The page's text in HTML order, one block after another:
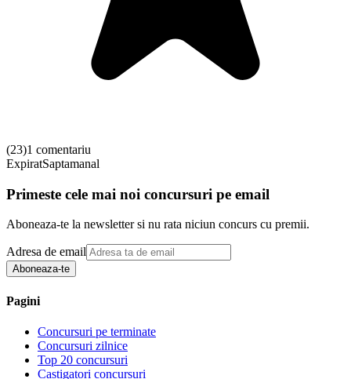
(23)1 comentariu
ExpiratSaptamanal
Primeste cele mai noi concursuri pe email
Aboneaza-te la newsletter si nu rata niciun concurs cu premii.
Adresa de email
Aboneaza-te
Pagini
Concursuri pe terminate
Concursuri zilnice
Top 20 concursuri
Castigatori concursuri